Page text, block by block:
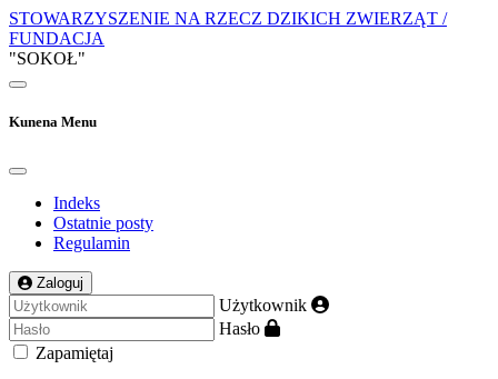
STOWARZYSZENIE NA RZECZ DZIKICH ZWIERZĄT /
FUNDACJA
"SOKOŁ"
Kunena Menu
Indeks
Ostatnie posty
Regulamin
Zaloguj
Użytkownik
Hasło
Zapamiętaj